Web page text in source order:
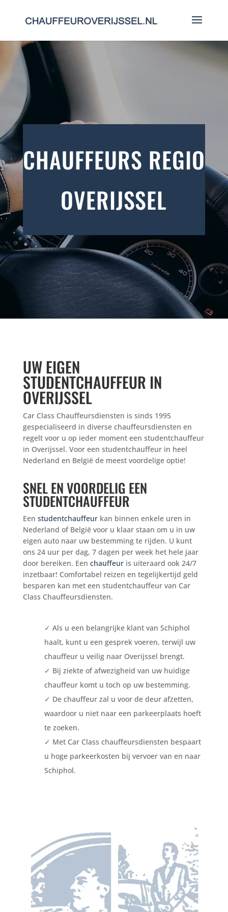
CHAUFFEURS REGIO
OVERIJSSEL
UW EIGEN
STUDENTCHAUFFEUR IN
OVERIJSSEL
Car Class Chauffeursdiensten is sinds 1995
gespecialiseerd in diverse chauffeursdiensten en
regelt voor u op ieder moment een studentchauffeur
in Overijssel. Voor een studentchauffeur in heel
Nederland en België de meest voordelige optie!
SNEL EN VOORDELIG EEN
STUDENTCHAUFFEUR
Een studentchauffeurkan binnen enkele uren in
Nederland of België voor u klaar staan om u in uw
eigen auto naar uw bestemming te rijden. U kunt
ons 24 uur per dag, 7 dagen per week het hele jaar
door bereiken. Een chauffeuris uiteraard ook 24/7
inzetbaar! Comfortabel reizen en tegelijkertijd geld
besparen kan met een studentchauffeur van Car
Class Chauffeursdiensten.
✓ Als u een belangrijke klant van Schiphol
haalt, kunt u een gesprek voeren, terwijl uw
chauffeur u veilig naar Overijssel brengt.
✓ Bij ziekte of afwezigheid van uw huidige
chauffeur komt u toch op uw bestemming.
✓ De chauffeur zal u voor de deur afzetten,
waardoor u niet naar een parkeerplaats hoeft
te zoeken.
✓ Met Car Class chauffeursdiensten bespaart
u hoge parkeerkosten bij vervoer van en naar
Schiphol.